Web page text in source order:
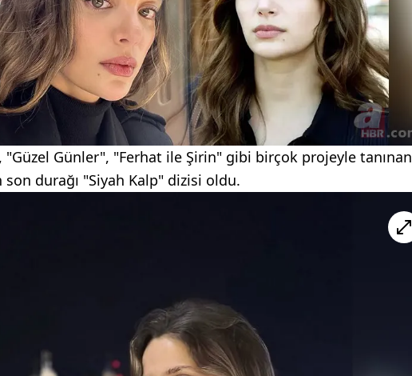
"Güzel Günler", "Ferhat ile Şirin" gibi birçok projeyle tanınan
son durağı "Siyah Kalp" dizisi oldu.